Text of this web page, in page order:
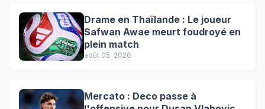
Drame en Thaïlande : Le joueur
Safwan Awae meurt foudroyé en
plein match
août 05, 2026
Mercato : Deco passe à